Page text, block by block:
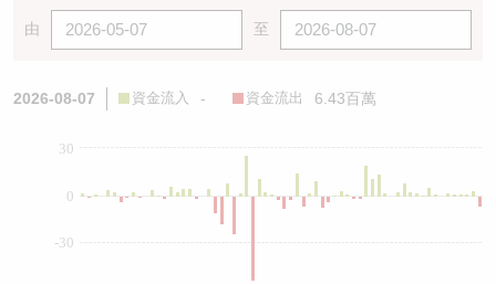
由 至
2026-08-07 資金流入 - 資金流出 6.43百萬
0
-30
30